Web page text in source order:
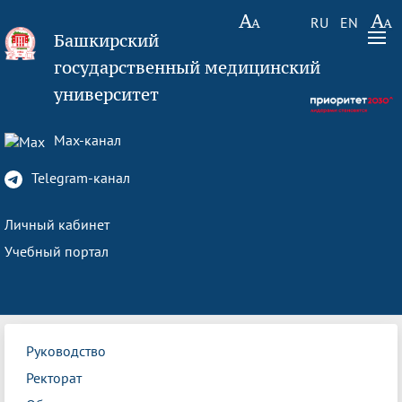
RU EN
Башкирский
государственный медицинский
университет
Max-канал
Telegram-канал
Личный кабинет
Учебный портал
Руководство
Ректорат